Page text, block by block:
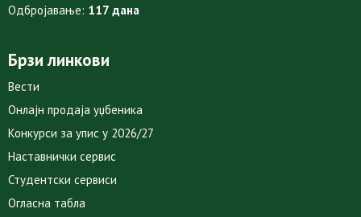
Одбројавање: 117 дана
Брзи линкови
Вести
Онлајн продаја уџбеника
Конкурси за упис у 2026/27
Наставнички сервис
Студентски сервиси
Огласна табла